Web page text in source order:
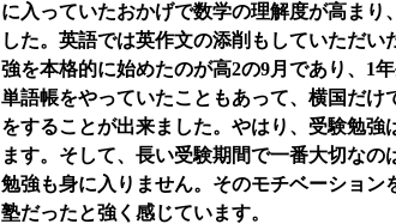
に入っていたおかげで数学の理解度が高まり
した。英語では英作文の添削もしていただ
強を本格的に始めたのが高2の9月であり、1
単語帳をやっていたこともあって、横国だ
をすることが出来ました。やはり、受験勉
ます。そして、長い受験期間で一番大切な
勉強も身に入りません。そのモチベーショ
塾だったと強く感じています。